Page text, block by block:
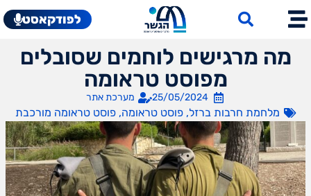
לפודקאסט
מה מרגישים לוחמים שסובלים
מפוסט טראומה
25/05/2024 מערכת אתר
מלחמת חרבות ברזל,פוסט טראומה,פוסט טראומה מורכבת